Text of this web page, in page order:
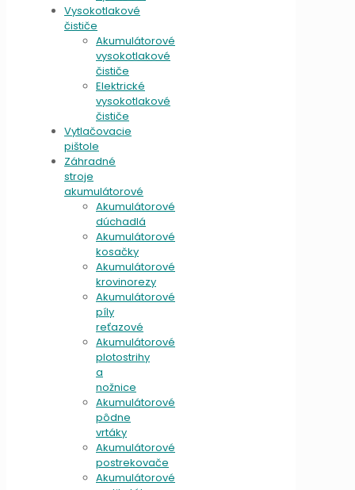
Vysokotlakové
čističe
Akumulátorové
vysokotlakové
čističe
Elektrické
vysokotlakové
čističe
Vytlačovacie
pištole
Záhradné
stroje
akumulátorové
Akumulátorové
dúchadlá
Akumulátorové
kosačky
Akumulátorové
krovinorezy
Akumulátorové
píly
reťazové
Akumulátorové
plotostrihy
a
nožnice
Akumulátorové
pôdne
vrtáky
Akumulátorové
postrekovače
Akumulátorové